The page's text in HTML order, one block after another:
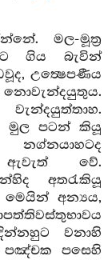
මල-මූත්‍ර
ගිය බැවින්
උත්‍ෂෙපණීය
මුල පටන් කියූ
ඇවැත් වේ.
අතරැකියූ
මෙයින් අන්‍යය,
වනාහි
පඤ්චක පසෙහි